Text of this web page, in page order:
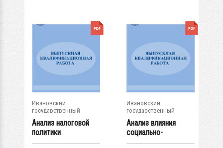
Ивановский
государственный
энергетический...
Анализ налоговой
политики
организации
Ивановский
государственный
энергетический...
Анализ влияния
социально-
психологического